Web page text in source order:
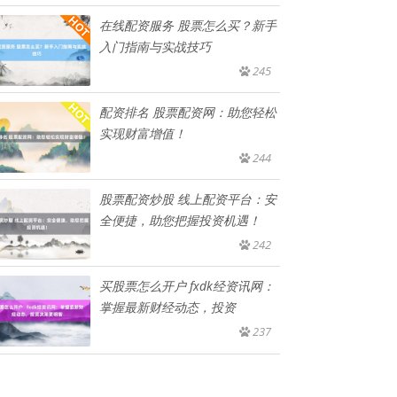
在线配资服务 股票怎么买？新手
入门指南与实战技巧
245
配资排名 股票配资网：助您轻松
实现财富增值！
244
股票配资炒股 线上配资平台：安
全便捷，助您把握投资机遇！
242
买股票怎么开户 fxdk经资讯网：
掌握最新财经动态，投资
237